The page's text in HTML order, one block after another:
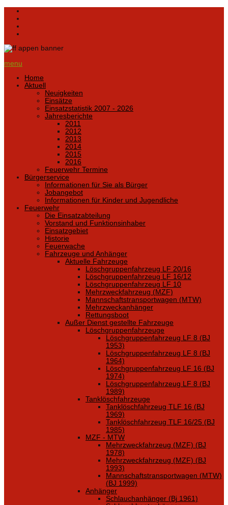
menu
Home
Aktuell
Neuigkeiten
Einsätze
Einsatzstatistik 2007 - 2026
Jahresberichte
2011
2012
2013
2014
2015
2016
Feuerwehr Termine
Bürgerservice
Informationen für Sie als Bürger
Jobangebot
Informationen für Kinder und Jugendliche
Feuerwehr
Die Einsatzabteilung
Vorstand und Funktionsinhaber
Einsatzgebiet
Historie
Feuerwache
Fahrzeuge und Anhänger
Aktuelle Fahrzeuge
Löschgruppenfahrzeug LF 20/16
Löschgruppenfahrzeug LF 16/12
Löschgruppenfahrzeug LF 10
Mehrzweckfahrzeug (MZF)
Mannschaftstransportwagen (MTW)
Mehrzweckanhänger
Rettungsboot
Außer Dienst gestellte Fahrzeuge
Löschgruppenfahrzeuge
Löschgruppenfahrzeug LF 8 (BJ
1953)
Löschgruppenfahrzeug LF 8 (BJ
1964)
Löschgruppenfahrzeug LF 16 (BJ
1974)
Löschgruppenfahrzeug LF 8 (BJ
1989)
Tanklöschfahrzeuge
Tanklöschfahrzeug TLF 16 (BJ
1969)
Tanklöschfahrzeug TLF 16/25 (BJ
1985)
MZF - MTW
Mehrzweckfahrzeug (MZF) (BJ
1978)
Mehrzweckfahrzeug (MZF) (BJ
1993)
Mannschaftstransportwagen (MTW)
(BJ 1999)
Anhänger
Schlauchanhänger (Bj 1961)